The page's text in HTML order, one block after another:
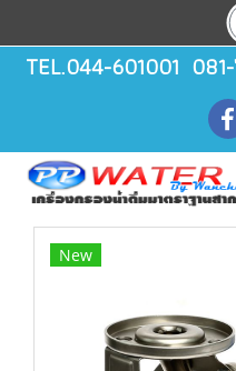
TEL.044-601001
New